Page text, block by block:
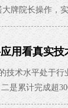
牌院长操作，
用看真实技
技术水平处于
是累计完成超